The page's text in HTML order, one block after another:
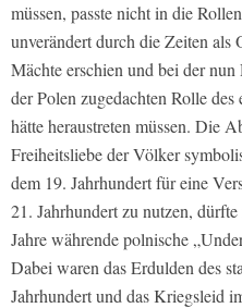
müssen, passte nicht in die
unverändert durch die Zeiten als
Mächte erschien und bei der
der Polen zugedachten Rolle
hätte heraustreten müssen. Die
Freiheitsliebe der Völker
dem 19. Jahrhundert für eine
21. Jahrhundert zu nutzen,
Jahre währende polnische
Dabei waren das Erdulden des
Jahrhundert und das Kriegsleid